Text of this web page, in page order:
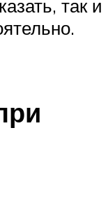
так и